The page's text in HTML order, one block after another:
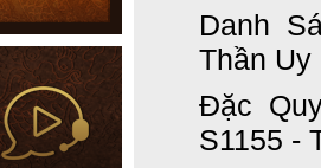
Danh
Thần
Đặc
S1155 -